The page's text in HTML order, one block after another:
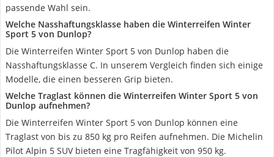
passende Wahl sein.
Welche Nasshaftungsklasse haben die Winterreifen Winter
Sport 5 von Dunlop?
Die Winterreifen Winter Sport 5 von Dunlop haben die
Nasshaftungsklasse C. In unserem Vergleich finden sich einige
Modelle, die einen besseren Grip bieten.
Welche Traglast können die Winterreifen Winter Sport 5 von
Dunlop aufnehmen?
Die Winterreifen Winter Sport 5 von Dunlop können eine
Traglast von bis zu 850 kg pro Reifen aufnehmen. Die Michelin
Pilot Alpin 5 SUV bieten eine Tragfähigkeit von 950 kg.